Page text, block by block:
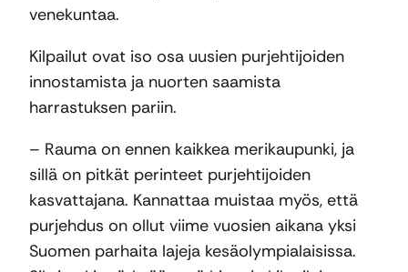
venekuntaa.
Kilpailut ovat iso osa uusien purjehtijoiden
innostamista ja nuorten saamista
harrastuksen pariin.
– Rauma on ennen kaikkea merikaupunki, ja
sillä on pitkät perinteet purjehtijoiden
kasvattajana. Kannattaa muistaa myös, että
purjehdus on ollut viime vuosien aikana yksi
Suomen parhaita lajeja kesäolympialaisissa.